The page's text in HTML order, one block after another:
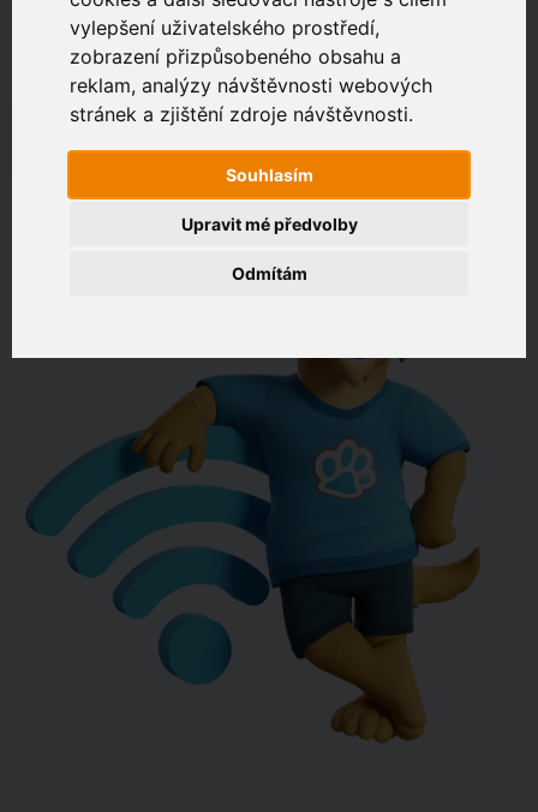
vylepšení uživatelského prostředí,
zobrazení přizpůsobeného obsahu a
reklam, analýzy návštěvnosti webových
stránek a zjištění zdroje návštěvnosti.
Souhlasím
Odmítám
Upravit mé předvolby
Zákaznický portál
Jak rychlé je připojení na vaší adrese?